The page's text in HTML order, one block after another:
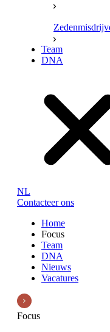
Team
DNA
NL
Contacteer ons
Home
Focus
Team
DNA
Nieuws
Vacatures
Focus